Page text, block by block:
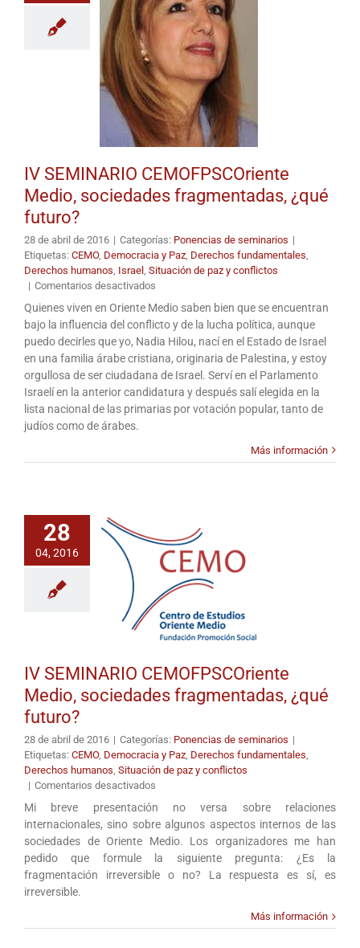
en
Oriente
IV SEMINARIO CEMOFPSCOriente
Medio, sociedades fragmentadas, ¿qué
futuro?
28 de abril de 2016 | Categorías: Ponencias de seminarios |
Etiquetas: CEMO, Democracia y Paz Derechos fundamentales
Derechos humanos Israel Situación de paz y conflictos
| Comentarios desactivados
SEMINARIO
CEMOFPSCOriente
Medio,
sociedades
fragmentadas,
¿qué
futuro?
Quienes viven en Oriente Medio saben bien que se encuentran
bajo la influencia del conflicto y de la lucha política, aunque
puedo decirles que yo, Nadia Hilou, nací en el Estado de Israel
en una familia árabe cristiana, originaria de Palestina, y estoy
orgullosa de ser ciudadana de Israel. Serví en el Parlamento
Israelí en la anterior candidatura y después salí elegida en la
lista nacional de las primarias por votación popular, tanto de
judíos como de árabes.
Más información
28
04, 2016
IV SEMINARIO CEMOFPSCOriente
Medio, sociedades fragmentadas, ¿qué
futuro?
28 de abril de 2016 | Categorías: Ponencias de seminarios |
Etiquetas: CEMO, Democracia y Paz, Derechos fundamentales,
Derechos humanos, Situación de paz y conflictos
| Comentarios desactivados
SEMINARIO
CEMOFPSCOriente
Medio,
sociedades
fragmentadas,
Mi breve presentación no versa sobre relaciones
internacionales, sino sobre algunos aspectos internos de las
sociedades de Oriente Medio. Los organizadores me han
pedido que formule la siguiente pregunta: ¿Es la
fragmentación irreversible o no? La respuesta es sí, es
irreversible.
Más información